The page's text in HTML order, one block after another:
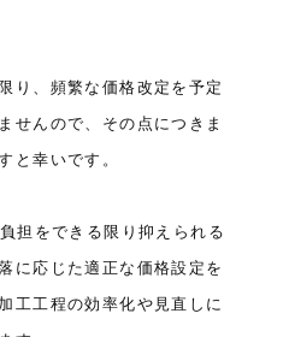
り、頻繁な価格改定を予定
せんので、その点につきま
と幸いです。
担をできる限り抑えられる
に応じた適正な価格設定を
工工程の効率化や見直しに